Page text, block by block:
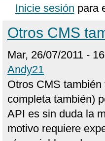
Inicie sesión para
Otros CMS
Mar, 26/07/2011 -
Andy21
Otros CMS
completa también)
API es sin duda la
motivo requiere